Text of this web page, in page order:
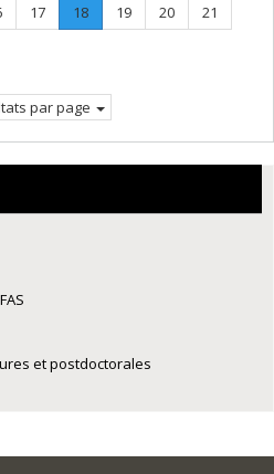
Page
17 Page
18.
Page
Page
19 Page
20 Page
21
par page
et postdoctorales